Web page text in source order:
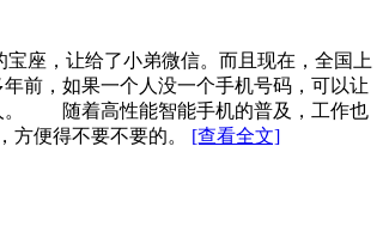
座，让给了小弟微信。而且现在，全国上
前，如果一个人没一个手机号码，可以让
。 随着高性能智能手机的普及，工作也
方便得不要不要的。 [查看全文]